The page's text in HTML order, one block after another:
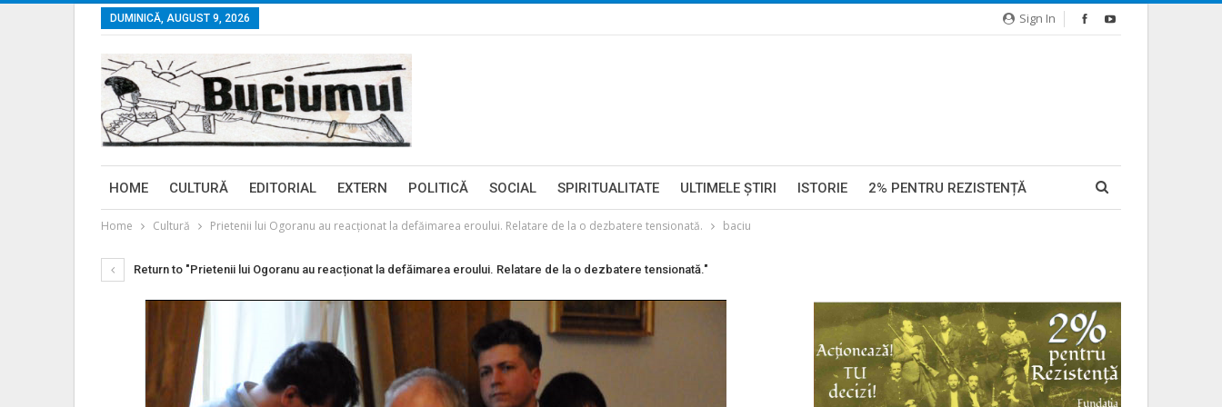
Sign In
DUMINICĂ, AUGUST 9, 2026
HOME CULTURĂ EDITORIAL EXTERN POLITICĂ SOCIAL SPIRITUALITATE ULTIMELE ŞTIRI ISTORIE 2% PENTRU REZISTENȚĂ
Home Cultură Prietenii lui Ogoranu au reacționat la defăimarea eroului. Relatare de la o dezbatere tensionată. baciu
Return to "Prietenii lui Ogoranu au reacționat la defăimarea eroului. Relatare de la o dezbatere tensionată."